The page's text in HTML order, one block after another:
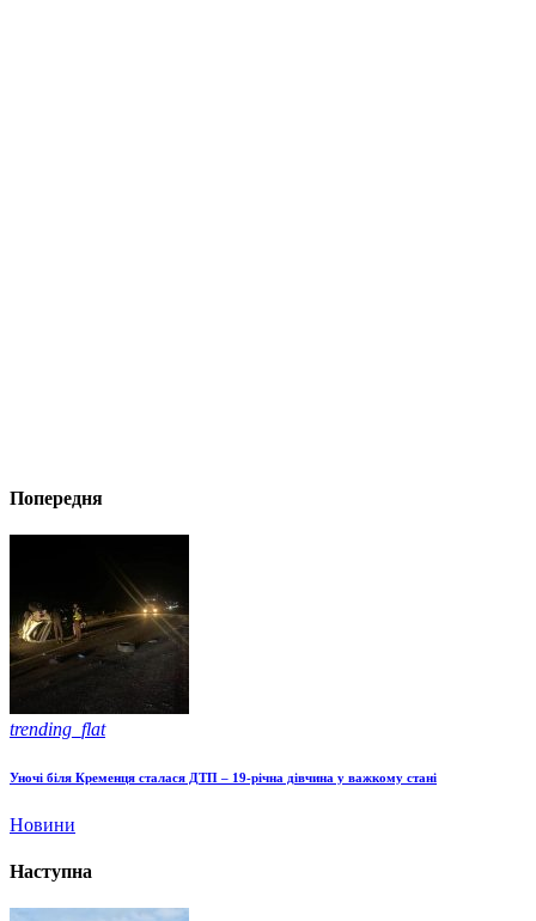
Попередня
trending_flat
Уночі біля Кременця сталася ДТП – 19-річна дівчина у важкому стані
Новини
Наступна